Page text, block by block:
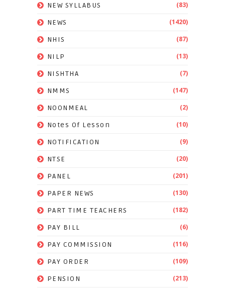
NEW SYLLABUS (83)
NEWS (1420)
NHIS (87)
NILP (13)
NISHTHA (7)
NMMS (147)
NOONMEAL (2)
Notes Of Lesson (10)
NOTIFICATION (9)
NTSE (20)
PANEL (201)
PAPER NEWS (130)
PART TIME TEACHERS (182)
PAY BILL (6)
PAY COMMISSION (116)
PAY ORDER (109)
PENSION (213)